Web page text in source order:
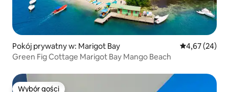
Pokój prywatny w: Marigot Bay Średnia
4,67 (24)
Green Fig Cottage Marigot Bay Mango Beach
Wybór gości